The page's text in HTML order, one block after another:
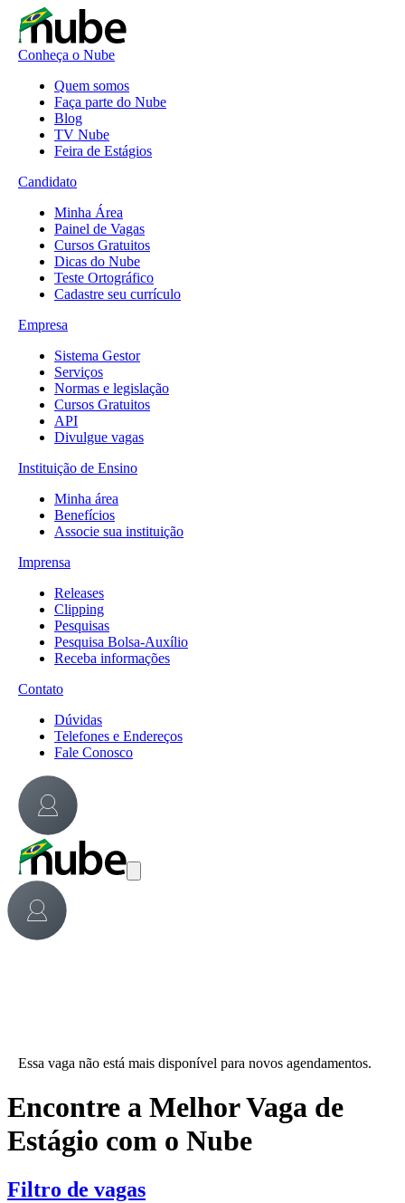
Conheça o Nube
Quem somos
Faça parte do Nube
Blog
TV Nube
Feira de Estágios
Candidato
Minha Área
Painel de Vagas
Cursos Gratuitos
Dicas do Nube
Teste Ortográfico
Cadastre seu currículo
Empresa
Sistema Gestor
Serviços
Normas e legislação
Cursos Gratuitos
API
Divulgue vagas
Instituição de Ensino
Minha área
Benefícios
Associe sua instituição
Imprensa
Releases
Clipping
Pesquisas
Pesquisa Bolsa-Auxílio
Receba informações
Contato
Dúvidas
Telefones e Endereços
Fale Conosco
Essa vaga não está mais disponível para novos agendamentos.
Encontre a Melhor Vaga de
Estágio com o Nube
Filtro de vagas